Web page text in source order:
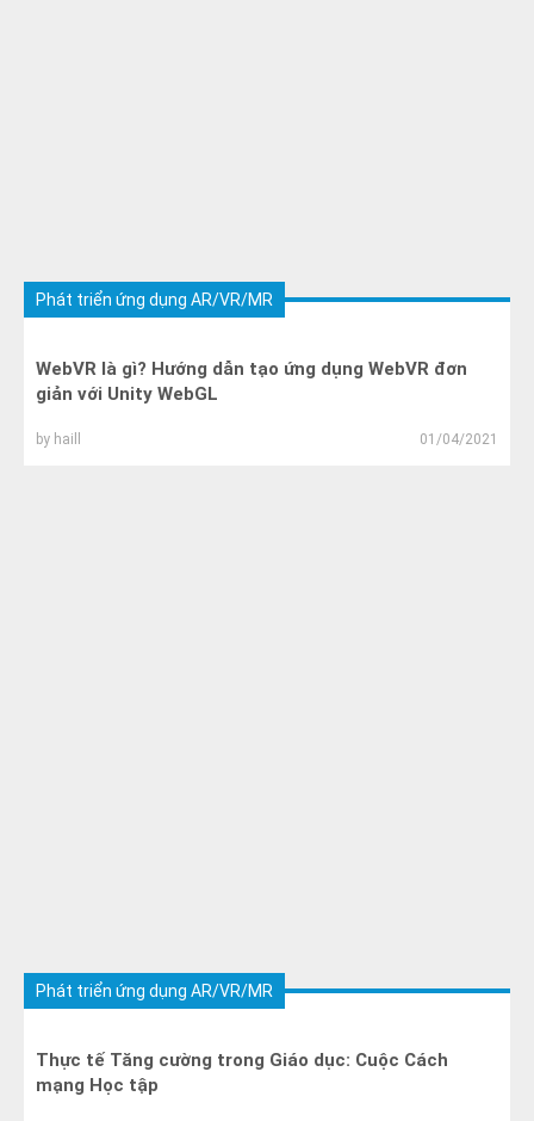
Phát triển ứng dụng AR/VR/MR
WebVR là gì? Hướng dẫn tạo ứng dụng WebVR đơn
giản với Unity WebGL
by haill 01/04/2021
Phát triển ứng dụng AR/VR/MR
Thực tế Tăng cường trong Giáo dục: Cuộc Cách
mạng Học tập